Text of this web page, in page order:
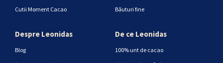
Cutii Moment Cacao
Băuturi fine
Despre Leonidas
Blog
De ce Leonidas
100% unt de cacao